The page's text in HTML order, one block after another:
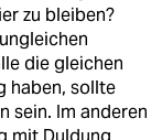
zu bleiben?
die gleichen
haben, sollte
sein. Im anderen